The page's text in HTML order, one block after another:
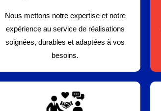
Nous mettons notre expertise et notre
expérience au service de réalisations
soignées, durables et adaptées à vos
besoins.